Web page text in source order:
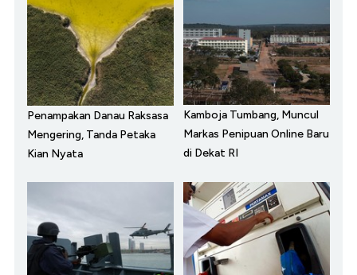
Penampakan Danau Raksasa
Mengering, Tanda Petaka
Kian Nyata
Kamboja Tumbang, Muncul
Markas Penipuan Online Baru
di Dekat RI